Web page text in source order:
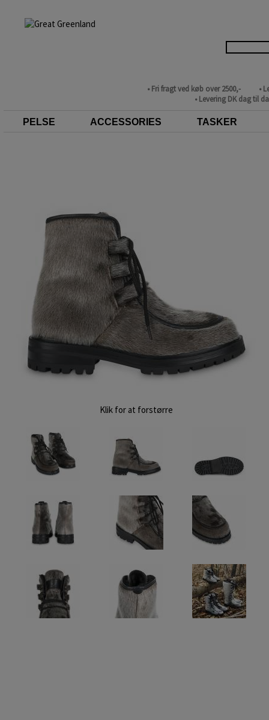
• Fri fragt ved køb over 2500,-
•
• Levering DK dag til
PELSE ACCESSORIES TASKER
Klik for at forstørre